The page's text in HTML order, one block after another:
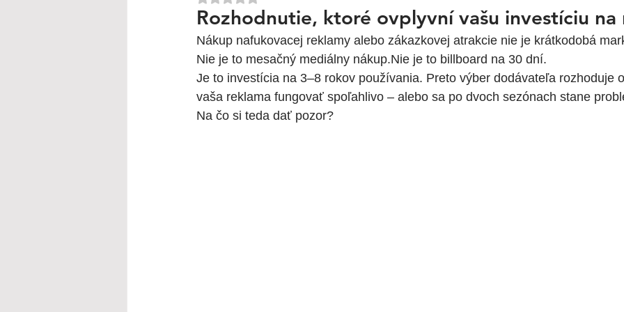
Rozhodnutie, ktoré ovplyvní vašu investíciu na
Nákup nafukovacej reklamy alebo zákazkovej atrakcie nie je krátkodobá
Nie je to mesačný mediálny nákup.Nie je to billboard na 30 dní.
Je to investícia na 3–8 rokov používania. Preto výber dodávateľa rozhoduje
vaša reklama fungovať spoľahlivo – alebo sa po dvoch sezónach stane
Na čo si teda dať pozor?